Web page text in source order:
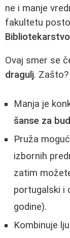
ne i manje
fakultetu
Ovaj smer se
dragulj. Zašto?
Manja je
šanse za
Pruža
izbornih
zatim
portugalski i
godine).
Kombinuje